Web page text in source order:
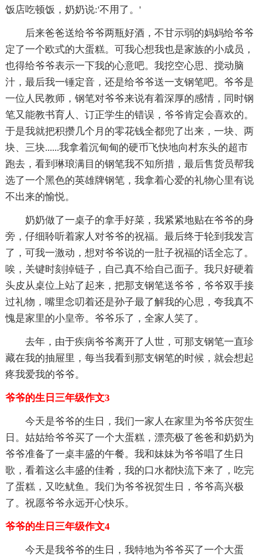
饭店吃顿饭，奶奶说:'不用了。'
后来爸爸送给爷爷两瓶好酒，不甘示弱的妈妈给爷爷
定了一个欧式的大蛋糕。可我心想我也是家族的小成员，
也得给爷爷表示一下我的心意吧。我挖空心思、搅动脑
汁，最后我一锤定音，还是给爷爷送一支钢笔吧。爷爷是
一位人民教师，钢笔对爷爷来说有着深厚的感情，同时钢
笔又能教书育人、订正学生的错误，爷爷肯定会喜欢的。
于是我就把积攒几个月的零花钱全都兜了出来，一块、两
块、三块......我拿着沉甸甸的硬币飞快地向村东头的超市
跑去，看到琳琅满目的钢笔我不知所措，最后售货员帮我
选了一个黑色的英雄牌钢笔，我拿着心爱的礼物心里有说
不出来的愉悦。
奶奶做了一桌子的拿手好菜，我紧紧地贴在爷爷的身
旁，仔细聆听着家人对爷爷的祝福。最后终于轮到我发言
了，可我一激动，想对爷爷说的一肚子祝福的话全忘了。
唉，关键时刻掉链子，自己真不给自己面子。我只好硬着
头皮从桌位上站了起来，把那支钢笔送爷爷，爷爷双手接
过礼物，嘴里念叨着还是孙子最了解我的心思，夸我真不
愧是家里的小皇帝。爷爷乐了，全家人笑了。
去年，由于疾病爷爷离开了人世，可那支钢笔一直珍
藏在我的抽屉里，每当我看到那支钢笔的时候，就会想起
疼我爱我的爷爷。
爷爷的生日三年级作文3
今天是爷爷的生日，我们一家人在家里为爷爷庆贺生
日。姑姑给爷爷买了一个大蛋糕，漂亮极了爸爸和奶奶为
爷爷准备了一桌丰盛的午餐。我和妹妹为爷爷唱了生日
歌，看着这么丰盛的佳肴，我的口水都快流下来了，吃完
了蛋糕，又吃鱿鱼。我们为爷爷祝贺生日，爷爷高兴极
了。祝愿爷爷永远开心快乐。
爷爷的生日三年级作文4
今天是我爷爷的生日，我特地为爷爷买了一个大蛋